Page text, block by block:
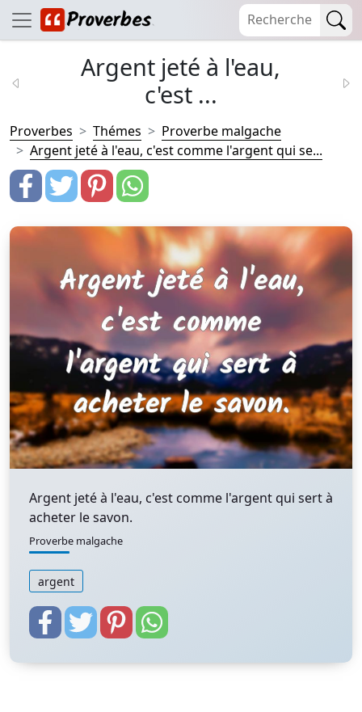
Argent jeté à l'eau,
c'est ...
Proverbes Thémes
Proverbe malgache
Argent jeté à l'eau, c'est comme l'argent qui se...
Argent jeté à l'eau, c'est comme l'argent qui sert à
acheter le savon.
Proverbe malgache
argent